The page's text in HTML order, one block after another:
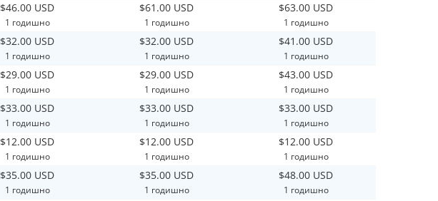
$46.00 USD
1 годишно
$61.00 USD
1 годишно
$63.00 USD
1 годишно
$32.00 USD
1 годишно
$32.00 USD
1 годишно
$41.00 USD
1 годишно
$29.00 USD
1 годишно
$29.00 USD
1 годишно
$43.00 USD
1 годишно
$33.00 USD
1 годишно
$33.00 USD
1 годишно
$33.00 USD
1 годишно
$12.00 USD
1 годишно
$12.00 USD
1 годишно
$12.00 USD
1 годишно
$35.00 USD
1 годишно
$35.00 USD
1 годишно
$48.00 USD
1 годишно